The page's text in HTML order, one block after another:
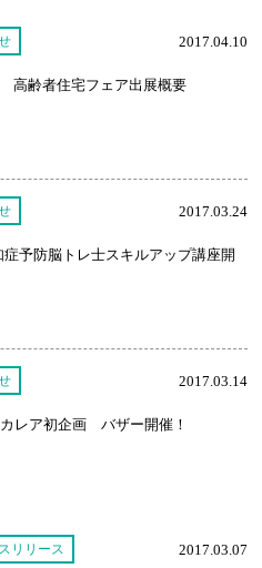
2017.04.10
高齢者住宅フェア出展概要
2017.03.24
症予防脳トレ士スキルアップ講座開
2017.03.14
レア初企画 バザー開催！
リリース 2017.03.07